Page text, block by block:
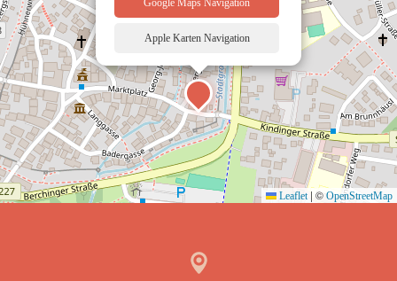
Google Maps Navigation
Apple Karten Navigation
Leaflet | © OpenStreetMap